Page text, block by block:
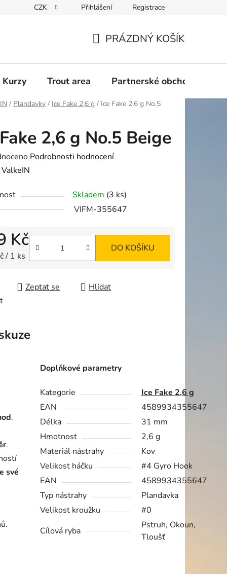
CZK Přihlášení Registrace
KOŠÍK
PRÁZDNÝ KOŠÍK
Kurzy Trout area Partnerské obchody
/ Plandavky / Ice Fake 2,6 g / Ice Fake 2,6 g No.5
2,6 g No.5 Beige
Podrobnosti hodnocení
ValkeIN
Skladem (3 ks)
VIFM-355647
Kč
cena:
/ 1 ks
DO KOŠÍKU
Zeptat se
Hlídat
.
.
své
Doplňkové parametry
Kategorie
Ice Fake 2,6 g
EAN
4589934355647
Délka
31 mm
Hmotnost
2,6 g
Materiál nástrahy
Kov
Velikost háčku
#4 Gyro Hook
EAN
4589934355647
Typ nástrahy
Plandavka
Velikost kroužku
#0
Cílová ryba
Pstruh, Okoun,
Tloušť